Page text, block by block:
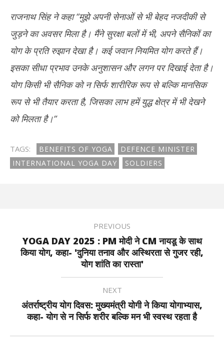
राजनाथ सिंह ने कहा “मुझे अपनी सेनाओं से भी बेहद नजदीकी से
जुड़ने का अवसर मिला है। मैंने सुरक्षा बलों में भी, अपने सैनिकों का
योग के प्रति रुझान देखा है। कई जवान नियमित योग करते हैं।
इसका सीधा प्रभाव उनके अनुशासन और लगन पर दिखाई देता है।
योग किसी भी सैनिक को न सिर्फ शारीरिक रूप से बल्कि मानसिक
रूप से भी तैयार करता है, जिसका लाभ हमें युद्ध क्षेत्र में भी देखने
को मिलता है।”
TAGS: BENEFITS OF YOGA
DEFENCE MINISTER
INTERNATIONAL YOGA DAY
SOLDIERS
PREVIOUS
YOGA DAY 2025 : PM मोदी ने CM नायडू के साथ
किया योग, कहा- 'दुनिया तनाव और अस्थिरता से गुजर रही,
योग शांति का रास्ता'
NEXT
अंतर्राष्ट्रीय योग दिवस: मुख्यमंत्री योगी ने किया योगाभ्यास,
कहा- योग से न सिर्फ शरीर बल्कि मन भी स्वस्थ रहता है